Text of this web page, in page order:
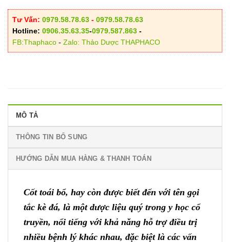
Tư Vấn: 0979.58.78.63 - 0979.58.78.63
Hotline: 0906.35.63.35-0979.587.863 -
FB:Thaphaco - Zalo: Thảo Dược THAPHACO
MÔ TẢ
THÔNG TIN BỔ SUNG
HƯỚNG DẪN MUA HÀNG & THANH TOÁN
Cốt toái bổ, hay còn được biết đến với tên gọi
tắc kè đá, là một dược liệu quý trong y học cổ
truyền, nổi tiếng với khả năng hỗ trợ điều trị
nhiều bệnh lý khác nhau, đặc biệt là các vấn